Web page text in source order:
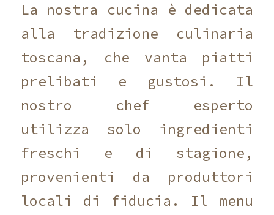
La nostra cucina è dedicata
alla tradizione culinaria
toscana, che vanta piatti
prelibati e gustosi. Il
nostro chef esperto
utilizza solo ingredienti
freschi e di stagione,
provenienti da produttori
locali di fiducia. Il menu